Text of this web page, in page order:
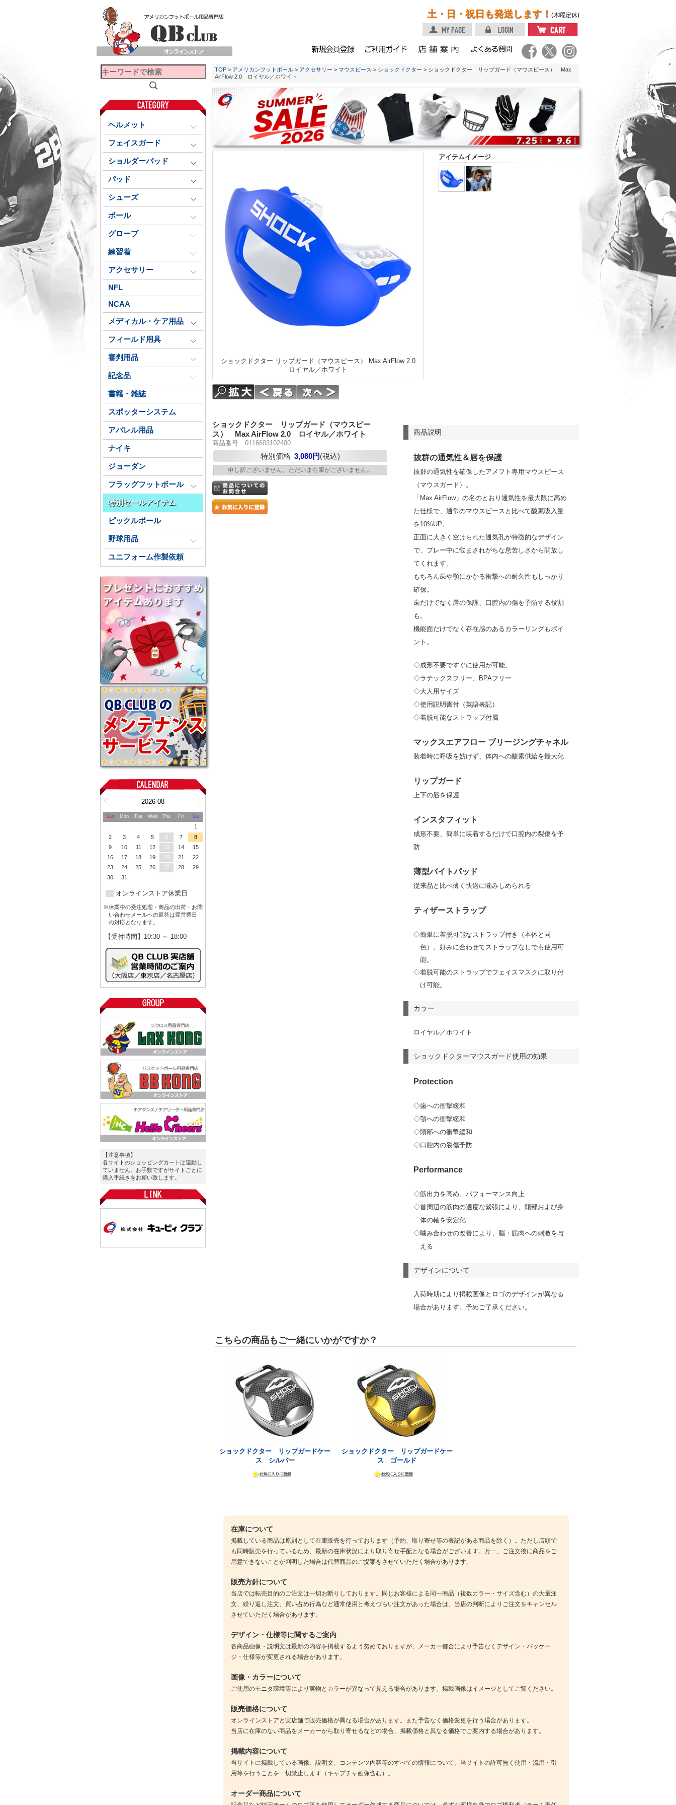
土・日・祝日も発送します！ (木曜定休)
ヘルメット
フェイスガード
ショルダーパッド
パッド
シューズ
ボール
グローブ
練習着
アクセサリー
NFL
NCAA
メディカル・ケア用品
フィールド用具
審判用品
記念品
書籍・雑誌
スポッターシステム
アパレル用品
ナイキ
ジョーダン
フラッグフットボール
特別セールアイテム
ピックルボール
野球用品
ユニフォーム作製依頼
2026-08
Sun Mon Tue Wed Thu Fri Sat
1
2
3 4 5 6 7
8
9
10 11 12 13 14
15
16
17 18 19 20 21
22
23
24 25 26 27 28
29
30
31
オンラインストア休業日
※休業中の受注処理・商品の出荷・お問
い合わせメールへの返答は翌営業日
の対応となります。
【受付時間】10:30 ～ 18:00
【注意事項】
各サイトのショッピングカートは連動し
ていません。お手数ですがサイトごとに
購入手続きをお願い致します。
TOP > アメリカンフットボール > アクセサリー > マウスピース > ショックドクター > ショックドクター リップガード（マウスピース） Max
AirFlow 2.0 ロイヤル／ホワイト
アイテムイメージ
ショックドクター リップガード（マウスピース） Max AirFlow 2.0
ロイヤル／ホワイト
商品説明
抜群の通気性＆唇を保護
抜群の通気性を確保したアメフト専用マウスピース
（マウスガード）。
「Max AirFlow」の名のとおり通気性を最大限に高め
た仕様で、通常のマウスピースと比べて酸素吸入量
を10%UP。
正面に大きく空けられた通気孔が特徴的なデザイン
で、プレー中に悩まされがちな息苦しさから開放し
てくれます。
もちろん歯や顎にかかる衝撃への耐久性もしっかり
確保。
歯だけでなく唇の保護、口腔内の傷を予防する役割
も。
機能面だけでなく存在感のあるカラーリングもポイ
ント。
◇成形不要ですぐに使用が可能。
◇ラテックスフリー、BPAフリー
◇大人用サイズ
◇使用説明書付（英語表記）
◇着脱可能なストラップ付属
マックスエアフロー ブリージングチャネル
装着時に呼吸を妨げず、体内への酸素供給を最大化
リップガード
上下の唇を保護
インスタフィット
成形不要、簡単に装着するだけで口腔内の裂傷を予
防
薄型バイトパッド
従来品と比べ薄く快適に噛みしめられる
ティザーストラップ
◇簡単に着脱可能なストラップ付き（本体と同
色）。好みに合わせてストラップなしでも使用可
能。
◇着脱可能のストラップでフェイスマスクに取り付
け可能。
カラー
ロイヤル／ホワイト
ショックドクターマウスガード使用の効果
Protection
◇歯への衝撃緩和
◇顎への衝撃緩和
◇頭部への衝撃緩和
◇口腔内の裂傷予防
Performance
◇筋出力を高め、パフォーマンス向上
◇首周辺の筋肉の適度な緊張により、頭部および身
体の軸を安定化
◇噛み合わせの改善により、脳・筋肉への刺激を与
える
デザインについて
入荷時期により掲載画像とロゴのデザインが異なる
場合があります。予めご了承ください。
ショックドクター リップガード（マウスピー
ス） Max AirFlow 2.0 ロイヤル／ホワイト
商品番号 0116603102400
特別価格 3,080円(税込)
申し訳ございません。ただいま在庫がございません。
こちらの商品もご一緒にいかがですか？
ショックドクター リップガードケー
ス シルバー
ショックドクター リップガードケー
ス ゴールド
在庫について
掲載している商品は原則として在庫販売を行っております（予約、取り寄せ等の表記がある商品を除く）。ただし店頭で
も同時販売を行っているため、最新の在庫状況により取り寄せ手配となる場合がございます。万一、ご注文後に商品をご
用意できないことが判明した場合は代替商品のご提案をさせていただく場合があります。
販売方針について
当店では転売目的のご注文は一切お断りしております。同じお客様による同一商品（複数カラー・サイズ含む）の大量注
文、繰り返し注文、買い占め行為など通常使用と考えづらい注文があった場合は、当店の判断によりご注文をキャンセル
させていただく場合があります。
デザイン・仕様等に関するご案内
各商品画像・説明文は最新の内容を掲載するよう努めておりますが、メーカー都合により予告なくデザイン・パッケー
ジ・仕様等が変更される場合があります。
画像・カラーについて
ご使用のモニタ環境等により実物とカラーが異なって見える場合があります。掲載画像はイメージとしてご覧ください。
販売価格について
オンラインストアと実店舗で販売価格が異なる場合があります。また予告なく価格変更を行う場合があります。
当店に在庫のない商品をメーカーから取り寄せるなどの場合、掲載価格と異なる価格でご案内する場合があります。
掲載内容について
当サイトに掲載している画像、説明文、コンテンツ内容等のすべての情報について、当サイトの許可無く使用・流用・引
用等を行うことを一切禁止します（キャプチャ画像含む）。
オーダー商品について